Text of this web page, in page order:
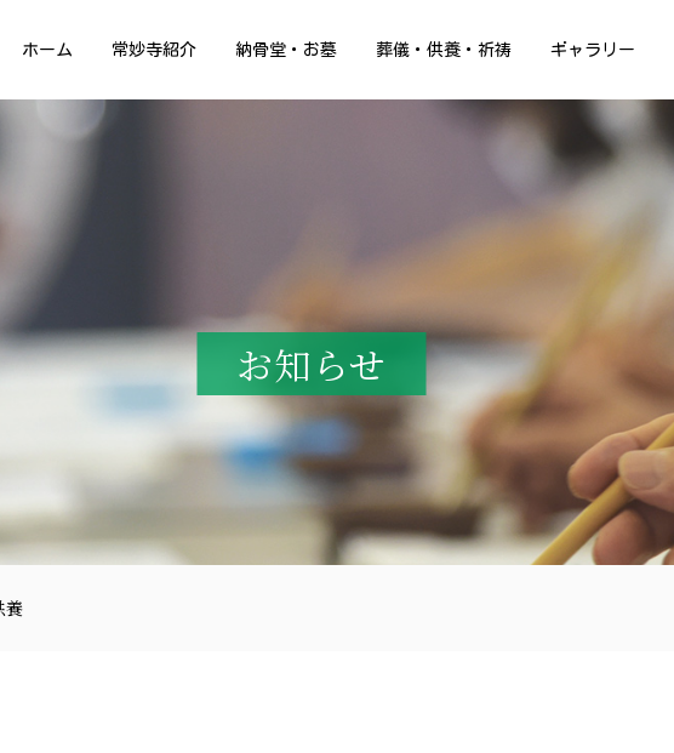
ホーム 常妙寺紹介 納骨堂・お墓 葬儀・供養・祈祷 ギャラリー
お知らせ
養